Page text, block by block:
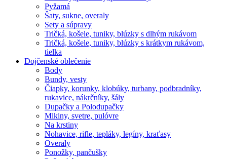
Pyžamá
Šaty, sukne, overaly
Sety a súpravy
Tričká, košele, tuniky, blúzky s dlhým rukávom
Tričká, košele, tuniky, blúzky s krátkym rukávom,
tielka
Dojčenské oblečenie
Body
Bundy, vesty
Čiapky, korunky, klobúky, turbany, podbradníky,
rukavice, nákrčníky, šály
Dupačky a Polodupačky
Mikiny, svetre, pulóvre
Na krstiny
Nohavice, rifle, tepláky, legíny, kraťasy
Overaly
Ponožky, pančušky